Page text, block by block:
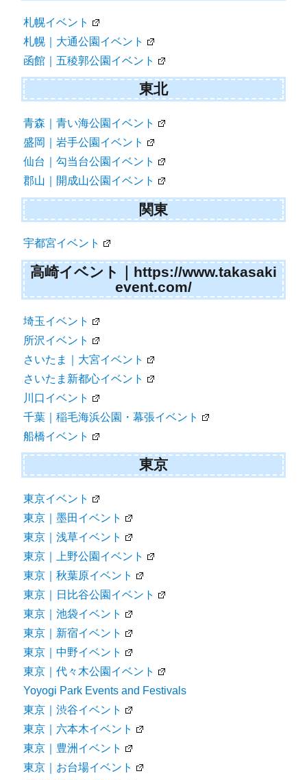
札幌イベント
札幌｜大通公園イベント
函館｜五稜郭公園イベント
東北
青森｜青い海公園イベント
盛岡｜岩手公園イベント
仙台｜勾当台公園イベント
郡山｜開成山公園イベント
関東
宇都宮イベント
高崎イベント｜https://www.takasaki
event.com/
埼玉イベント
所沢イベント
さいたま｜大宮イベント
さいたま新都心イベント
川口イベント
千葉｜稲毛海浜公園・幕張イベント
船橋イベント
東京
東京イベント
東京｜墨田イベント
東京｜浅草イベント
東京｜上野公園イベント
東京｜秋葉原イベント
東京｜日比谷公園イベント
東京｜池袋イベント
東京｜新宿イベント
東京｜中野イベント
東京｜代々木公園イベント
Yoyogi Park Events and Festivals
東京｜渋谷イベント
東京｜六本木イベント
東京｜豊洲イベント
東京｜お台場イベント